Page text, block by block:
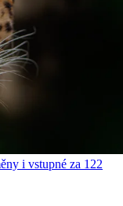
i vstupné za 122